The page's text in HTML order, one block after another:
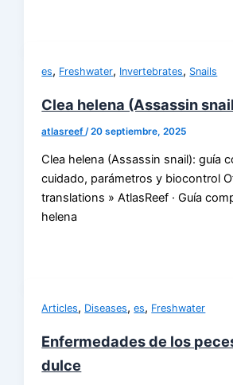
es, Freshwater, Invertebrates, Snails
Clea helena (Assassin
atlasreef /20 septiembre, 2025
Clea helena (Assassin snail): guía
cuidado, parámetros y biocontrol
translations » AtlasReef · Guía
helena
Articles, Diseases,es, Freshwater
Enfermedades de los
dulce